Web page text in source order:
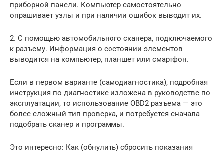
приборной панели. Компьютер самостоятельно
опрашивает узлы и при наличии ошибок выводит их.
2. С помощью автомобильного сканера, подключаемого
к разъему. Информация о состоянии элементов
выводится на компьютер, планшет или смартфон.
Если в первом варианте (самодиагностика), подробная
инструкция по диагностике изложена в руководстве по
эксплуатации, то использование OBD2 разъема — это
более сложный тип проверка, и потребуется сначала
подобрать сканер и программы.
Это интересно: Как (обнулить) сбросить показания